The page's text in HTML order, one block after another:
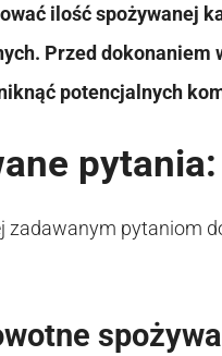
ilość spożywanej
Przed
potencjalnych
pytania:
zadawanym pytaniom